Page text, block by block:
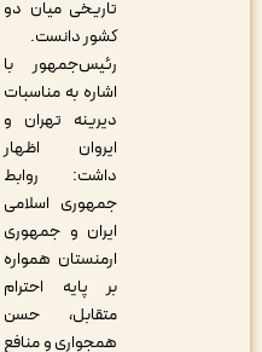
تاریخی میان دو
کشور دانست.
رئیس‌جمهور با
اشاره به مناسبات
دیرینه تهران و
ایروان اظهار
داشت: روابط
جمهوری اسلامی
ایران و جمهوری
ارمنستان همواره
بر پایه احترام
متقابل، حسن
همجواری و منافع